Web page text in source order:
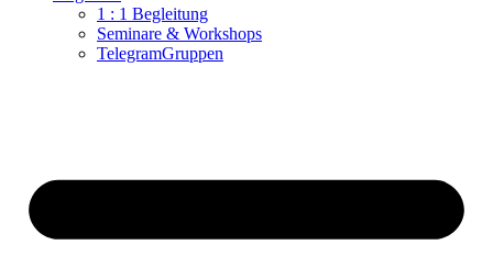
1 : 1 Begleitung
Seminare & Workshops
TelegramGruppen